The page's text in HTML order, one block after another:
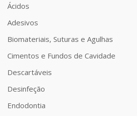
Ácidos
Adesivos
Biomateriais, Suturas e Agulhas
Cimentos e Fundos de Cavidade
Descartáveis
Desinfeção
Endodontia